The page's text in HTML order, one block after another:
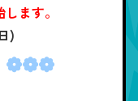
ます。
)
❁❁❁